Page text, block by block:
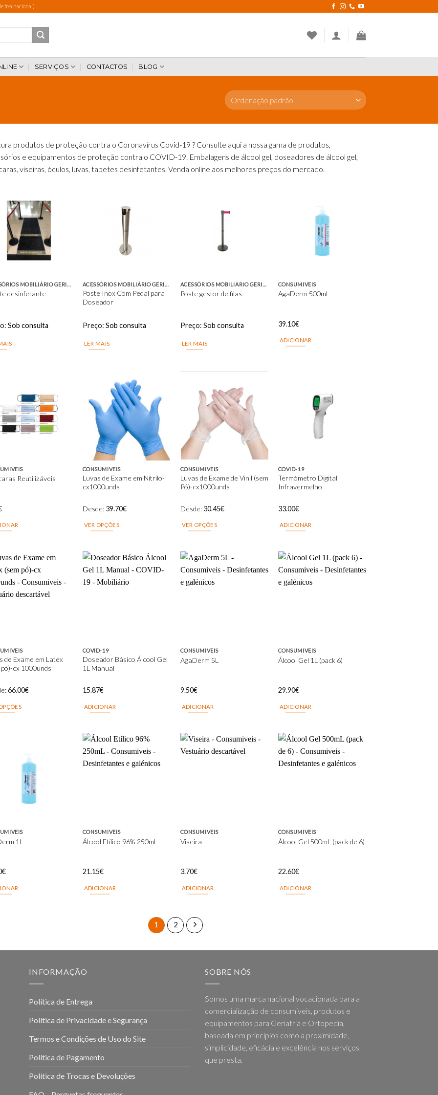
fixa nacional)
SERVIÇOS CONTACTOS BLOG
produtos de proteção contra o Coronavírus Covid-19 ? Consulte aqui a nossa gama de produtos,
e equipamentos de proteção contra o COVID-19. Embalagens de álcool gel, doseadores de álcool gel,
viseiras, óculos, luvas, tapetes desinfetantes. Venda online aos melhores preços do mercado.
wishlist
ACESSÓRIOS MOBILIÁRIO GERIATRIA
desinfetante
Sob consulta
ACESSÓRIOS MOBILIÁRIO GERIATRIA
Poste Inox Com Pedal para
Doseador
Preço: Sob consulta
LER MAIS
ACESSÓRIOS MOBILIÁRIO GERIATRIA
Poste gestor de filas
Preço: Sob consulta
LER MAIS
CONSUMIVEIS
AgaDerm 500mL
39.10€
ADICIONAR
Add to
wishlist
Reutilizáveis
Add to
wishlist
CONSUMIVEIS
Luvas de Exame em Nitrilo-
cx1000unds
Desde: 39.70€
VER OPÇÕES
has
multiple
variants.
on
the
product
CONSUMIVEIS
Luvas de Exame de Vinil (sem
Pó)-cx1000unds
Desde: 30.45€
VER OPÇÕES
has
multiple
variants.
on
the
COVID-19
Termómetro Digital
Infravermelho
33.00€
ADICIONAR
Add to
de Exame em Latex
pó)-cx 1000unds
66.00€
COVID-19
Doseador Básico Álcool Gel
1L Manual
15.87€
ADICIONAR
CONSUMIVEIS
AgaDerm 5L
9.50€
ADICIONAR
CONSUMIVEIS
Álcool Gel 1L (pack 6)
29.90€
ADICIONAR
1L
€
CONSUMIVEIS
Álcool Etílico 96% 250mL
21.15€
ADICIONAR
CONSUMIVEIS
Viseira
3.70€
ADICIONAR
CONSUMIVEIS
Álcool Gel 500mL (pack de 6)
22.60€
ADICIONAR
1 2
INFORMAÇÃO
Política de Entrega
Política de Privacidade e Segurança
Termos e Condições de Uso do Site
Política de Pagamento
Política de Trocas e Devoluções
SOBRE NÓS
Somos uma marca nacional vocacionada para a
comercialização de consumíveis, produtos e
equipamentos para Geriatria e Ortopedia,
baseada em princípios como a proximidade,
simplicidade, eficácia e excelência nos serviços
que presta.